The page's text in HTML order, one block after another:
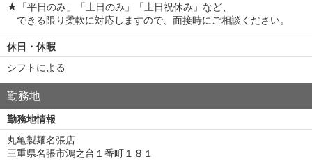
★「平日のみ」「土日のみ」「土日祝休み」など、
できる限り柔軟に対応しますので、面接時にご相談ください。
休日・休暇
シフトによる
勤務地
勤務地情報
丸亀製麺名張店
三重県名張市鴻之台１番町１８１